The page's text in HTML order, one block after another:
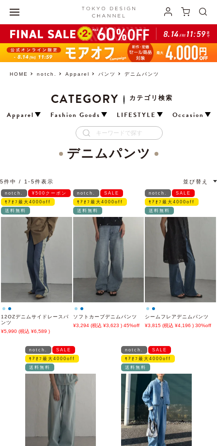
HOME notch. Apparel パンツ デニムパンツ
CATEGORY
カテゴリ検索
Apparel
Fashion Goods LIFESTYLE Occasion
デニムパンツ
並び替え
5件中 1 -5件表示
notch.
¥500クーポン
ﾓｱｵﾌ最大4000off
送料無料
12OZデニムサイドレースパ
ンツ
5,990
6,589
notch.
SALE
ﾓｱｵﾌ最大4000off
送料無料
ソフトカーブデニムパンツ
3,294
3,623 45%off
notch.
SALE
ﾓｱｵﾌ最大4000off
送料無料
シームフレアデニムパンツ
3,815
4,196 30%off
notch.
SALE
ﾓｱｵﾌ最大4000off
送料無料
notch.
SALE
ﾓｱｵﾌ最大4000off
送料無料